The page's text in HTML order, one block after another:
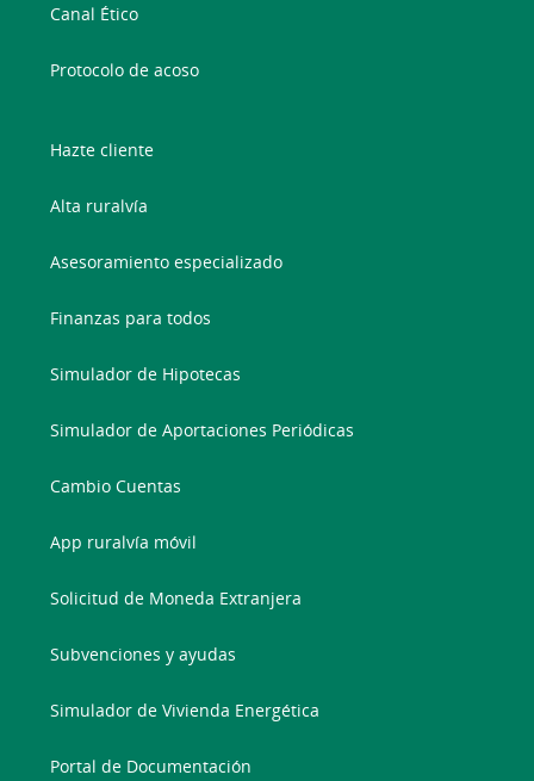
Canal Ético
Protocolo de acoso
Hazte cliente
Alta ruralvía
Asesoramiento especializado
Finanzas para todos
Simulador de Hipotecas
Simulador de Aportaciones Periódicas
Cambio Cuentas
App ruralvía móvil
Solicitud de Moneda Extranjera
Subvenciones y ayudas
Simulador de Vivienda Energética
Portal de Documentación